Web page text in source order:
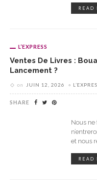
READ
L’EXPRESS
Ventes De Livres :
Lancement ?
on JUIN 12, 2026
SHARE
Nous
et nous
READ